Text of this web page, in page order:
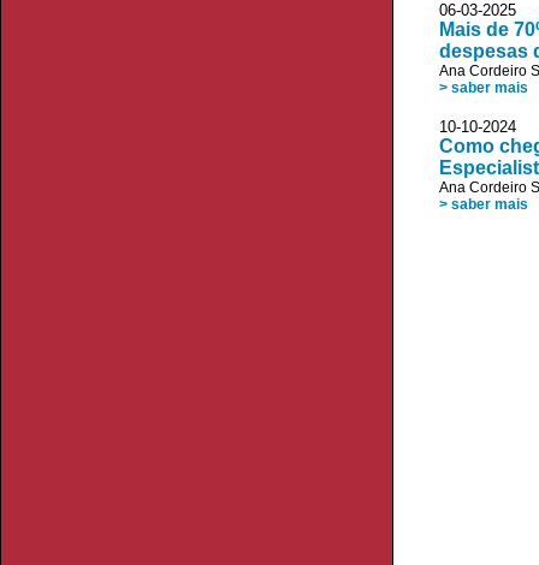
06-03-
Mais de
despesas
Ana Cordeiro
> saber mais
10-10-
Como
Ana Cordeiro
> saber mais